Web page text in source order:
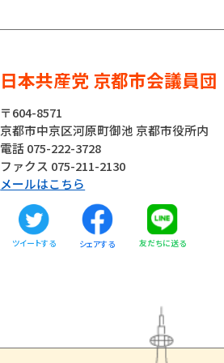
日本共産党 京都市会議員団
〒604-8571
京都市中京区河原町御池 京都市役所内
電話 075-222-3728
ファクス 075-211-2130
メールはこちら
ツイートする シェアする 友だちに送る